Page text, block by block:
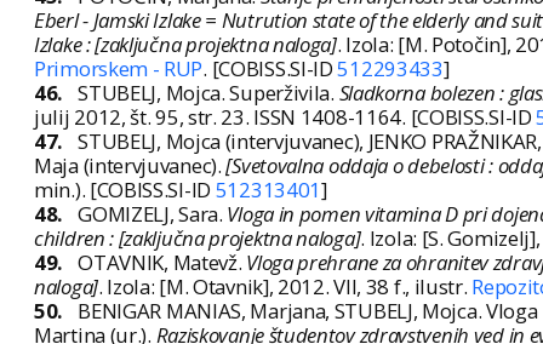
Eberl - Jamski Izlake = Nutrution state of the elderly and
Izlake : [zaključna projektna naloga]. Izola: [M. Potočin],
Primorskem - RUP. [COBISS.SI-ID512293433]
46. STUBELJ, Mojca. Superživila. Sladkorna bolezen :
julij 2012, št. 95, str. 23. ISSN 1408-1164. [COBISS.SI-ID
47. STUBELJ, Mojca (intervjuvanec), JENKO
Maja (intervjuvanec).[Svetovalna oddaja o debelosti :
min.). [COBISS.SI-ID 512313401]
48. GOMIZELJ, Sara. Vloga in pomen vitamina D pri
children : [zaključna projektna naloga]. Izola: [S.
49. OTAVNIK, Matevž. Vloga prehrane za ohranitev
naloga]. Izola: [M. Otavnik], 2012. VII, 38 f., ilustr.
50.
BENIGAR MANIAS, Marjana, STUBELJ, Mojca.
Martina (ur.). Raziskovanje študentov zdravstvenih ved in